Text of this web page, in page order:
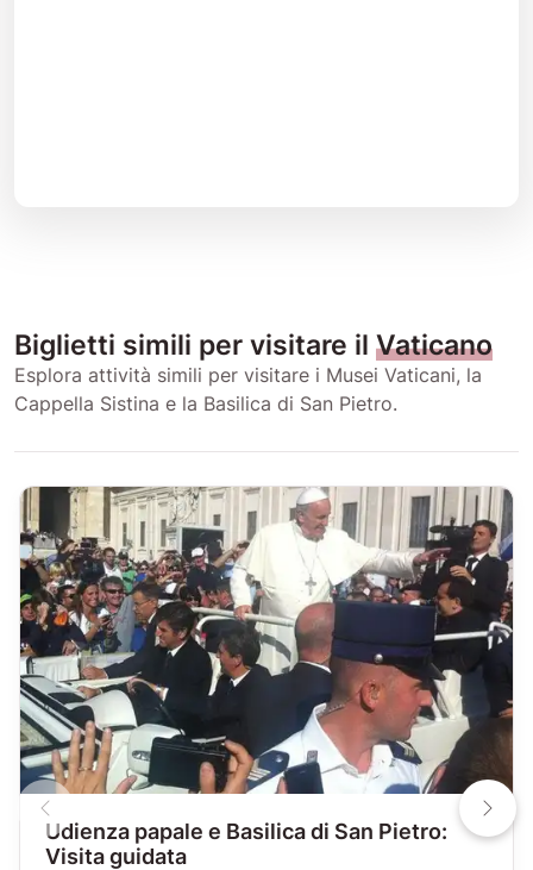
Biglietti simili per visitare il Vaticano
Esplora attività simili per visitare i Musei Vaticani, la
Cappella Sistina e la Basilica di San Pietro.
Udienza papale e Basilica di San Pietro:
Visita guidata